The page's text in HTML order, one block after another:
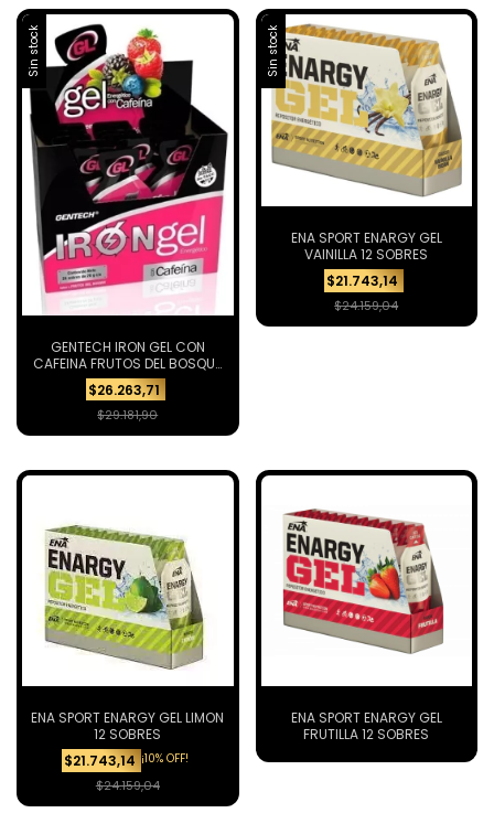
Sin stock
GENTECH IRON GEL CON
CAFEINA FRUTOS DEL BOSQUE
24 UN
$26.263,71
$29.181,90
Sin stock
ENA SPORT ENARGY GEL
VAINILLA 12 SOBRES
$21.743,14
$24.159,04
ENA SPORT ENARGY GEL LIMON
12 SOBRES
$21.743,14¡10% OFF!
$24.159,04
ENA SPORT ENARGY GEL
FRUTILLA 12 SOBRES